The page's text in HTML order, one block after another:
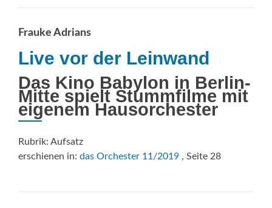
Frauke Adrians
Live vor der Leinwand
Das Kino Babylon in Berlin-
Mitte spielt Stummfilme mit
eigenem Hausorchester
Rubrik: Aufsatz
erschienen in: das Orchester 11/2019 , Seite 28